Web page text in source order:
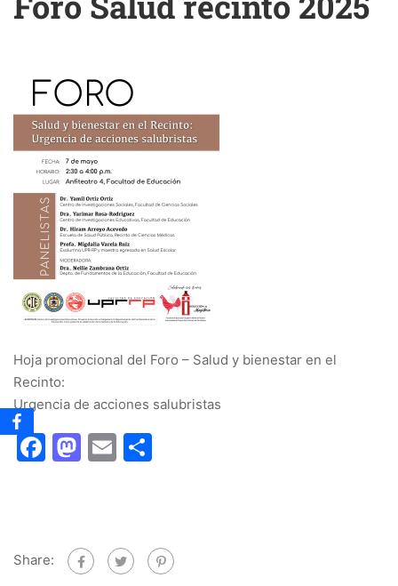
Hoja promocional del Foro – Salud y bienestar en el
Recinto:
Urgencia de acciones salubristas
Facebook
Mastodon
Email
Share: